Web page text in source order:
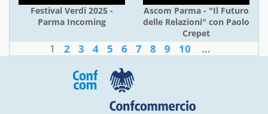
Festival Verdi 2025 -
Parma Incoming
Ascom Parma - "Il Futuro
delle Relazioni" con Paolo
Crepet
1 2 3 4 5 6 7 8 9 10 ...